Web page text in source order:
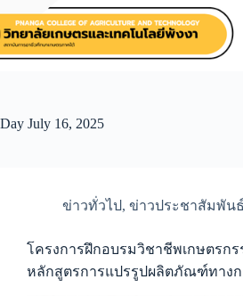
content
Day July 16, 2025
ข่าวทั่วไป, ข่าวประชาสัมพันธ์
โครงการฝึกอบรมวิชาชีพเกษตรก
หลักสูตรการแปรรูปผลิตภัณฑ์ทางก